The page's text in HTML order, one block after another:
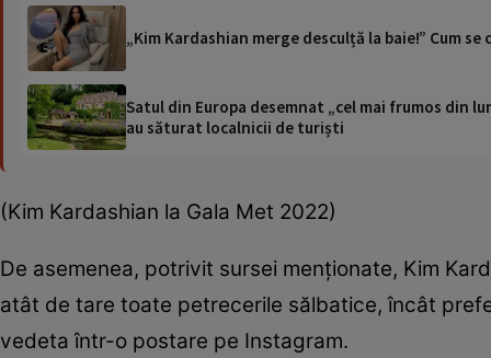
„Kim Kardashian merge desculță la baie!” Cum
Satul din Europa desemnat „cel mai frumos din
au săturat localnicii de turiști
(Kim Kardashian la Gala Met 2022)
De asemenea, potrivit sursei menționate, Kim
atât de tare toate petrecerile sălbatice, încât
vedeta într-o postare pe Instagram.